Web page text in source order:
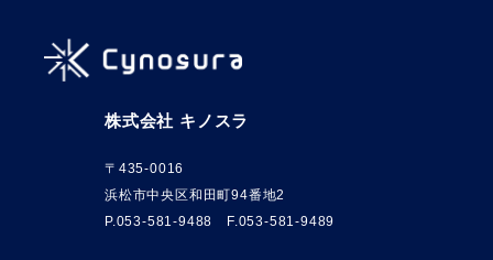
株式会社 キノスラ
〒435-0016
浜松市中央区和田町94番地2
P.053-581-9488 F.053-581-9489